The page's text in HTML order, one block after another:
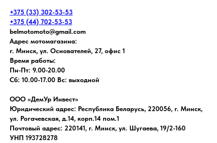
+375 (33) 302-53-53
+375 (44) 702-53-53
belmotomoto@gmail.com
Адрес мотомагазина:
г. Минск, ул. Основателей, 27, офис 1
Время работы:
Пн-Пт: 9.00-20.00
Сб: 10.00-17.00 Вс: выходной
ООО «ДемУр Инвест»
Юридический адрес: Республика Беларусь, 220056, г. Минск,
ул. Рогачевская, д.14, корп.14 пом.1
Почтовый адрес: 220141, г. Минск, ул. Шугаева, 19/2-160
УНП 193728278